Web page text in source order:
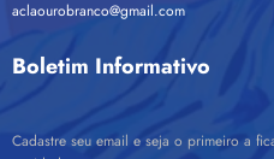
aclaourobranco@gmail.com
Boletim Informativo
Cadastre seu email e seja o primeiro a